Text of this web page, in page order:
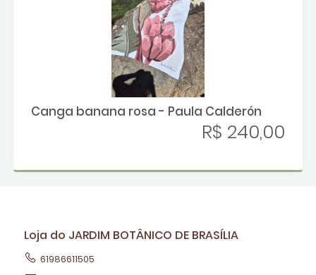
Canga banana rosa - Paula Calderón
R$ 240,00
Loja do JARDIM BOTÂNICO DE BRASÍLIA
61986611505